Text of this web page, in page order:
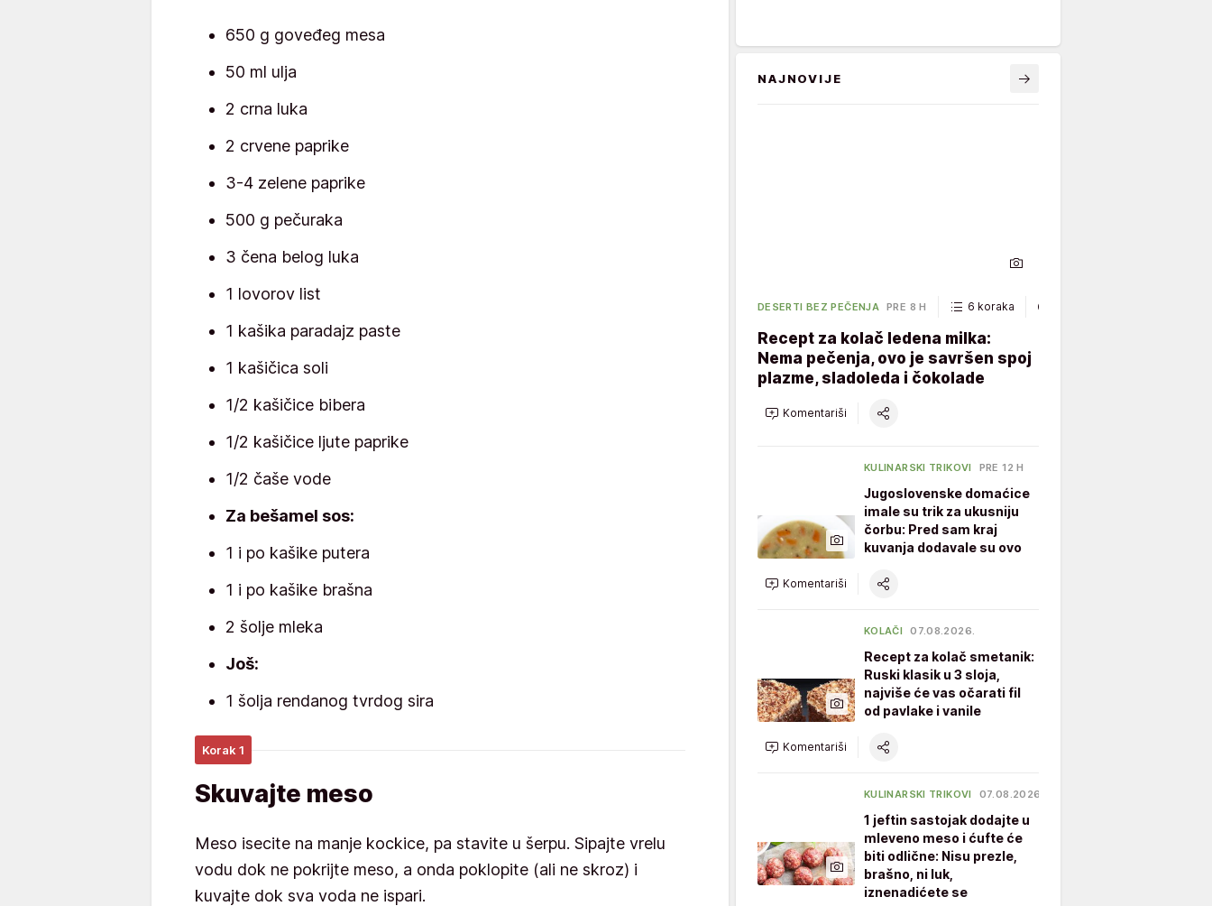
650 g goveđeg mesa
50 ml ulja
2 crna luka
2 crvene paprike
3-4 zelene paprike
500 g pečuraka
3 čena belog luka
1 lovorov list
1 kašika paradajz paste
1 kašičica soli
1/2 kašičice bibera
1/2 kašičice ljute paprike
1/2 čaše vode
Za bešamel sos:
1 i po kašike putera
1 i po kašike brašna
2 šolje mleka
Još:
1 šolja rendanog tvrdog sira
Korak 1
Skuvajte meso
Meso isecite na manje kockice, pa stavite u šerpu. Sipajte vrelu
vodu dok ne pokrijte meso, a onda poklopite (ali ne skroz) i
kuvajte dok sva voda ne ispari.
NAJNOVIJE
DESERTI BEZ PEČENJA PRE 8 H 6 koraka
Recept za kolač ledena milka:
Nema pečenja, ovo je savršen spoj
plazme, sladoleda i čokolade
Komentariši
KULINARSKI TRIKOVI PRE 12 H
Jugoslovenske domaćice
imale su trik za ukusniju
čorbu: Pred sam kraj
kuvanja dodavale su ovo
Komentariši
KOLAČI 07.08.2026.
Recept za kolač smetanik:
Ruski klasik u 3 sloja,
najviše će vas očarati fil
od pavlake i vanile
Komentariši
KULINARSKI TRIKOVI 07.08.2026.
1 jeftin sastojak dodajte u
mleveno meso i ćufte će
biti odlične: Nisu prezle,
brašno, ni luk,
iznenadićete se